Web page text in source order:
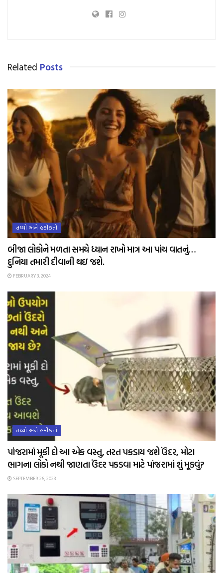
Related Posts
તથ્યો અને હકીકતો
બીજા લોકોને મળતા સમયે ધ્યાન રાખો માત્ર આ પાંચ વાતનું…
દુનિયા તમારી દીવાની થઇ જશે.
FEBRUARY 3, 2024
તથ્યો અને હકીકતો
પાંજરામાં મૂકી દો આ એક વસ્તુ, તરત પકડાય જશે ઉંદર, મોટા
ભાગના લોકો નથી જાણતા ઉંદર પકડવા માટે પાંજરામાં શું મૂકવું?
SEPTEMBER 26, 2023